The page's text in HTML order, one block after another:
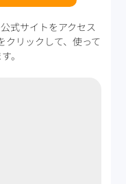
式サイトをアクセス
クリックして、使って
。